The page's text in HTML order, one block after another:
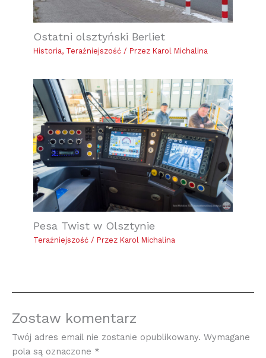
Ostatni olsztyński Berliet
Historia, Teraźniejszość / Przez Karol Michalina
Pesa Twist w Olsztynie
Teraźniejszość / Przez Karol Michalina
Zostaw komentarz
Twój adres email nie zostanie opublikowany. Wymagane
pola są oznaczone *